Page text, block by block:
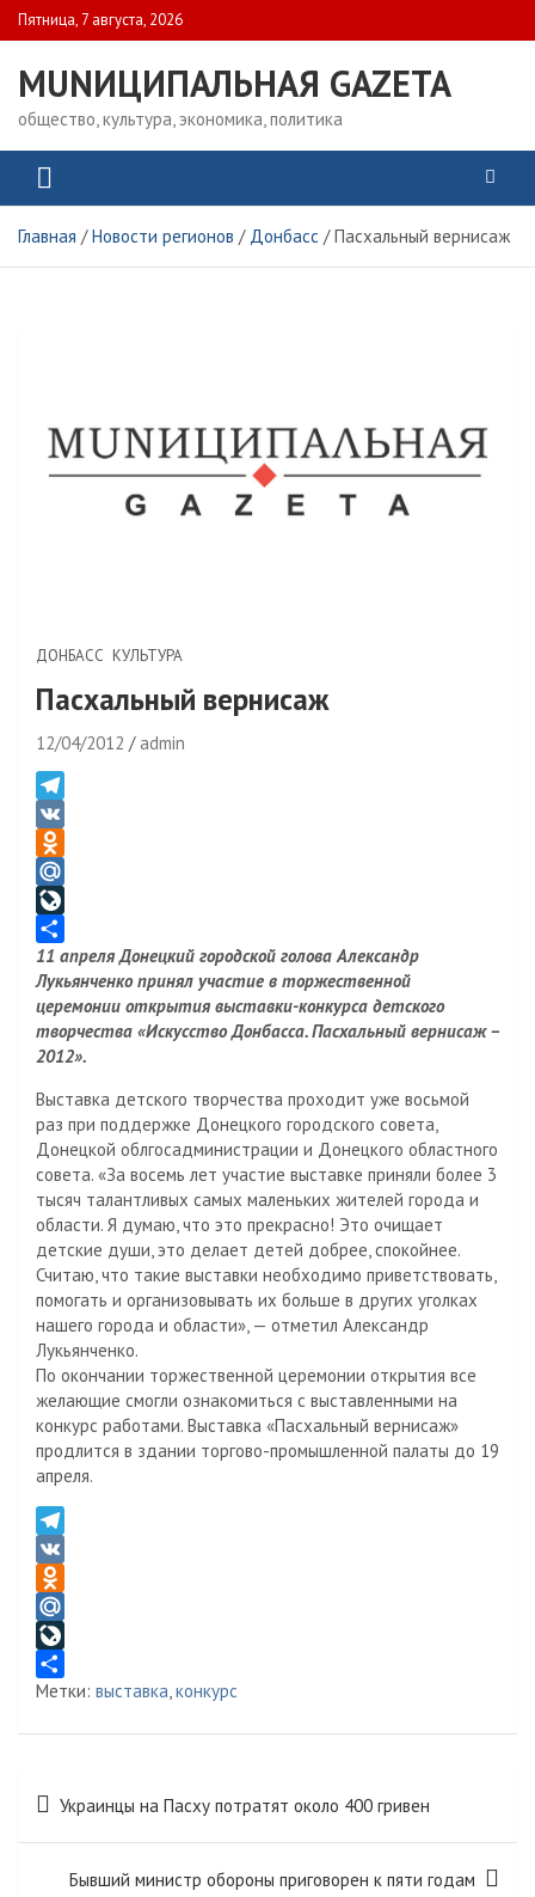
Skip
to
Пятница, 7 августа, 2026
MUNИЦИПАЛЬНАЯ GAZЕТА
общество, культура, экономика, политика
Главная Новости регионов Донбасс Пасхальный вернисаж
ДОНБАСС КУЛЬТУРА
Пасхальный вернисаж
12/04/2012 admin
T
e
l
e
g
r
a
m
V
K
O
d
n
o
k
l
a
s
n
i
k
M
a
i
l
.
R
L
i
v
e
J
u
r
n
a
О
т
п
р
в
и
т
ь
11 апреля Донецкий городской голова Александр
Лукьянченко принял участие в торжественной
церемонии открытия выставки-конкурса детского
творчества «Искусство Донбасса. Пасхальный вернисаж –
2012».
Выставка детского творчества проходит уже восьмой
раз при поддержке Донецкого городского совета,
Донецкой облгосадминистрации и Донецкого областного
совета. «За восемь лет участие выставке приняли более 3
тысяч талантливых самых маленьких жителей города и
области. Я думаю, что это прекрасно! Это очищает
детские души, это делает детей добрее, спокойнее.
Считаю, что такие выставки необходимо приветствовать,
помогать и организовывать их больше в других уголках
нашего города и области», — отметил Александр
Лукьянченко.
По окончании торжественной церемонии открытия все
желающие смогли ознакомиться с выставленными на
конкурс работами. Выставка «Пасхальный вернисаж»
продлится в здании торгово-промышленной палаты до 19
апреля.
T
e
l
e
g
r
V
K
O
d
n
o
s
M
a
i
u
L
i
o
О
а
Метки: выставка конкурс
Навигация
по
записям
Украинцы на Пасху потратят около 400 гривен
Бывший министр обороны приговорен к пяти годам